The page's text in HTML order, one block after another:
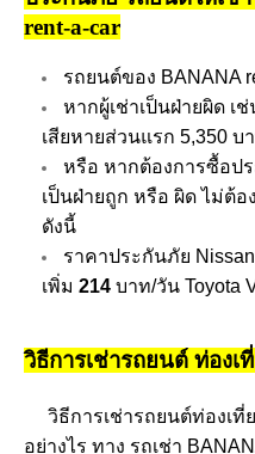
rent-a-car
รถยนต์ของ BANANA
หากผู้เช่าเป็นฝ่ายผิด
เสียหายส่วนแรก 5,350 บ
หรือ หากต้องการซื้อป
เป็นฝ่ายถูก หรือ ผิด ไม่ต้
ดังนี้
ราคาประกันภัย
เพิ่ม 214 บาท/วัน Toyota
วิธีการเช่ารถยนต์ ท่องเ
วิธีการเช่ารถยนต์ท่องเที่
อย่างไร ทาง รถเช่า